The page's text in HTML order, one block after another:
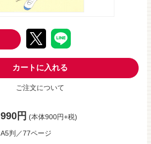
カートに入れる
ご注文について
990円 (本体900円+税)
A5判／77ページ